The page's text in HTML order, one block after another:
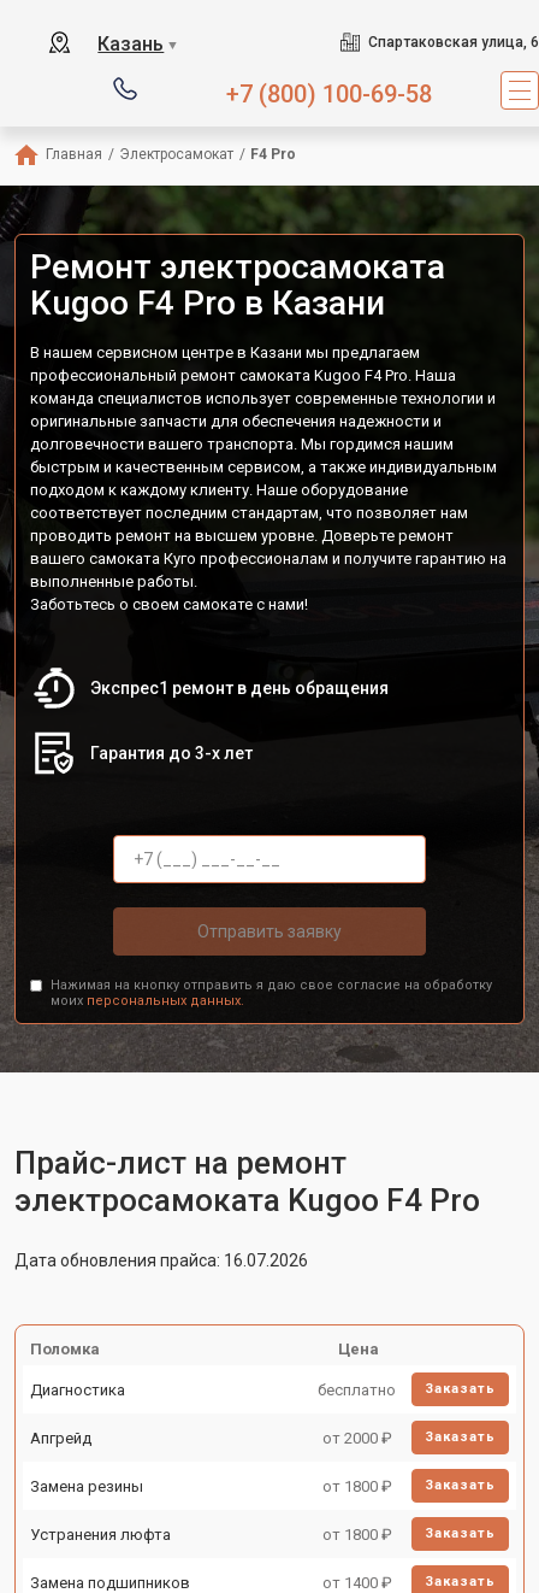
Казань ▼ Спартаковская улица, 6
+7 (800) 100-69-58
Главная / Электросамокат / F4 Pro
Ремонт электросамоката
Kugoo F4 Pro в Казани
В нашем сервисном центре в Казани мы предлагаем
профессиональный ремонт самоката Kugoo F4 Pro. Наша
команда специалистов использует современные технологии и
оригинальные запчасти для обеспечения надежности и
долговечности вашего транспорта. Мы гордимся нашим
быстрым и качественным сервисом, а также индивидуальным
подходом к каждому клиенту. Наше оборудование
соответствует последним стандартам, что позволяет нам
проводить ремонт на высшем уровне. Доверьте ремонт
вашего самоката Куго профессионалам и получите гарантию на
выполненные работы.
Заботьтесь о своем самокате с нами!
Экспрес1 ремонт в день обращения
Гарантия до 3-х лет
Отправить заявку
Нажимая на кнопку отправить я даю свое согласие на обработку
моих персональных данных.
Прайс-лист на ремонт
электросамоката Kugoo F4 Pro
Дата обновления прайса: 16.07.2026
Поломка Цена
Диагностика бесплатно Заказать
Апгрейд от 2000 ₽ Заказать
Замена резины от 1800 ₽ Заказать
Устранения люфта от 1800 ₽ Заказать
Замена подшипников от 1400 ₽ Заказать